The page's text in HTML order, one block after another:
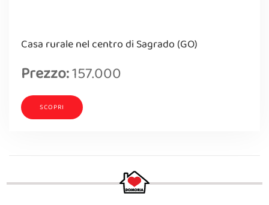
Casa rurale nel centro di Sagrado (GO)
Prezzo:157.000
SCOPRI